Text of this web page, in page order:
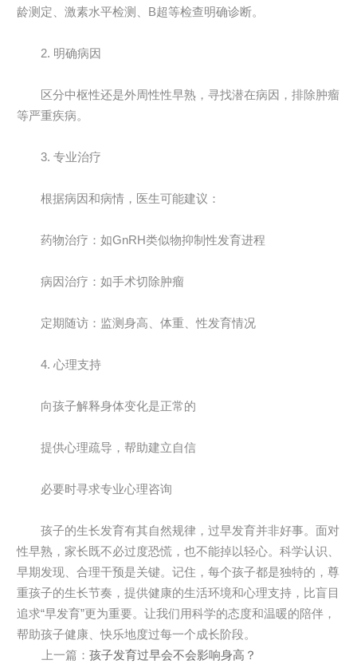
龄测定、激素水平检测、B超等检查明确诊断。
2. 明确病因
区分中枢性还是外周性性早熟，寻找潜在病因，排除肿瘤
等严重疾病。
3. 专业治疗
根据病因和病情，医生可能建议：
药物治疗：如GnRH类似物抑制性发育进程
病因治疗：如手术切除肿瘤
定期随访：监测身高、体重、性发育情况
4. 心理支持
向孩子解释身体变化是正常的
提供心理疏导，帮助建立自信
必要时寻求专业心理咨询
孩子的生长发育有其自然规律，过早发育并非好事。面对
性早熟，家长既不必过度恐慌，也不能掉以轻心。科学认识、
早期发现、合理干预是关键。记住，每个孩子都是独特的，尊
重孩子的生长节奏，提供健康的生活环境和心理支持，比盲目
追求“早发育”更为重要。让我们用科学的态度和温暖的陪伴，
帮助孩子健康、快乐地度过每一个成长阶段。
上一篇： 孩子发育过早会不会影响身高？